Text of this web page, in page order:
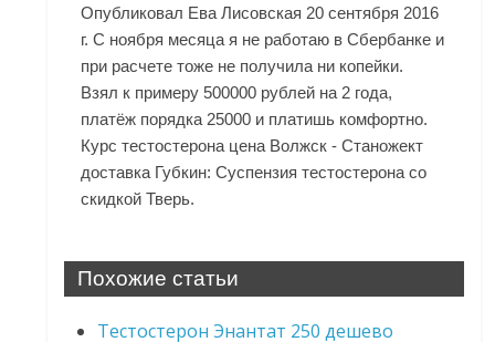
Опубликовал Ева Лисовская 20 сентября 2016
г. С ноября месяца я не работаю в Сбербанке и
при расчете тоже не получила ни копейки.
Взял к примеру 500000 рублей на 2 года,
платёж порядка 25000 и платишь комфортно.
Курс тестостерона цена Волжск - Станожект
доставка Губкин: Суспензия тестостерона со
скидкой Тверь.
Похожие статьи
Тестостерон Энантат 250 дешево